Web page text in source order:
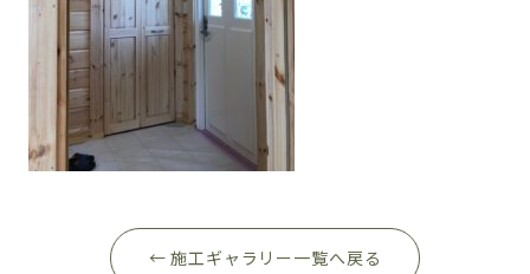
← 施工ギャラリー一覧へ戻る